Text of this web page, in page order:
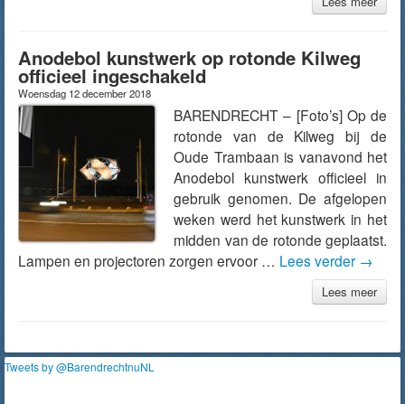
Anodebol kunstwerk op rotonde Kilweg
officieel ingeschakeld
Woensdag 12 december 2018
BARENDRECHT – [Foto’s] Op de
rotonde van de Kilweg bij de
Oude Trambaan is vanavond het
Anodebol kunstwerk officieel in
gebruik genomen. De afgelopen
weken werd het kunstwerk in het
midden van de rotonde geplaatst.
Lampen en projectoren zorgen ervoor … Lees verder →
Lees meer
Tweets by @BarendrechtnuNL